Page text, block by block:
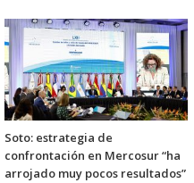
Soto: estrategia de
confrontación en Mercosur “ha
arrojado muy pocos resultados”